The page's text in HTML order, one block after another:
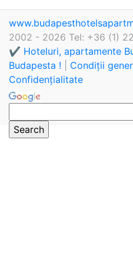
2002 - 2026 Tel: +36 (1)
✔️ Hoteluri, apartamente
Budapesta !
Condiții
Confidențialitate